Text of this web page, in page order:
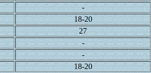
-
18-20
27
-
-
18-20